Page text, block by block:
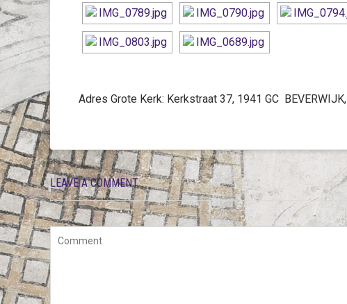
Adres Grote Kerk: Kerkstraat 37, 1941 GC BEVERWIJK,
LEAVE A COMMENT